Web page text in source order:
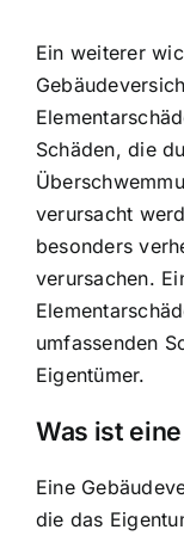
Ein weiterer
Schäden, die
verursacht
besonders
verursachen.
umfassenden
Eigentümer.
Was ist
Eine
die das